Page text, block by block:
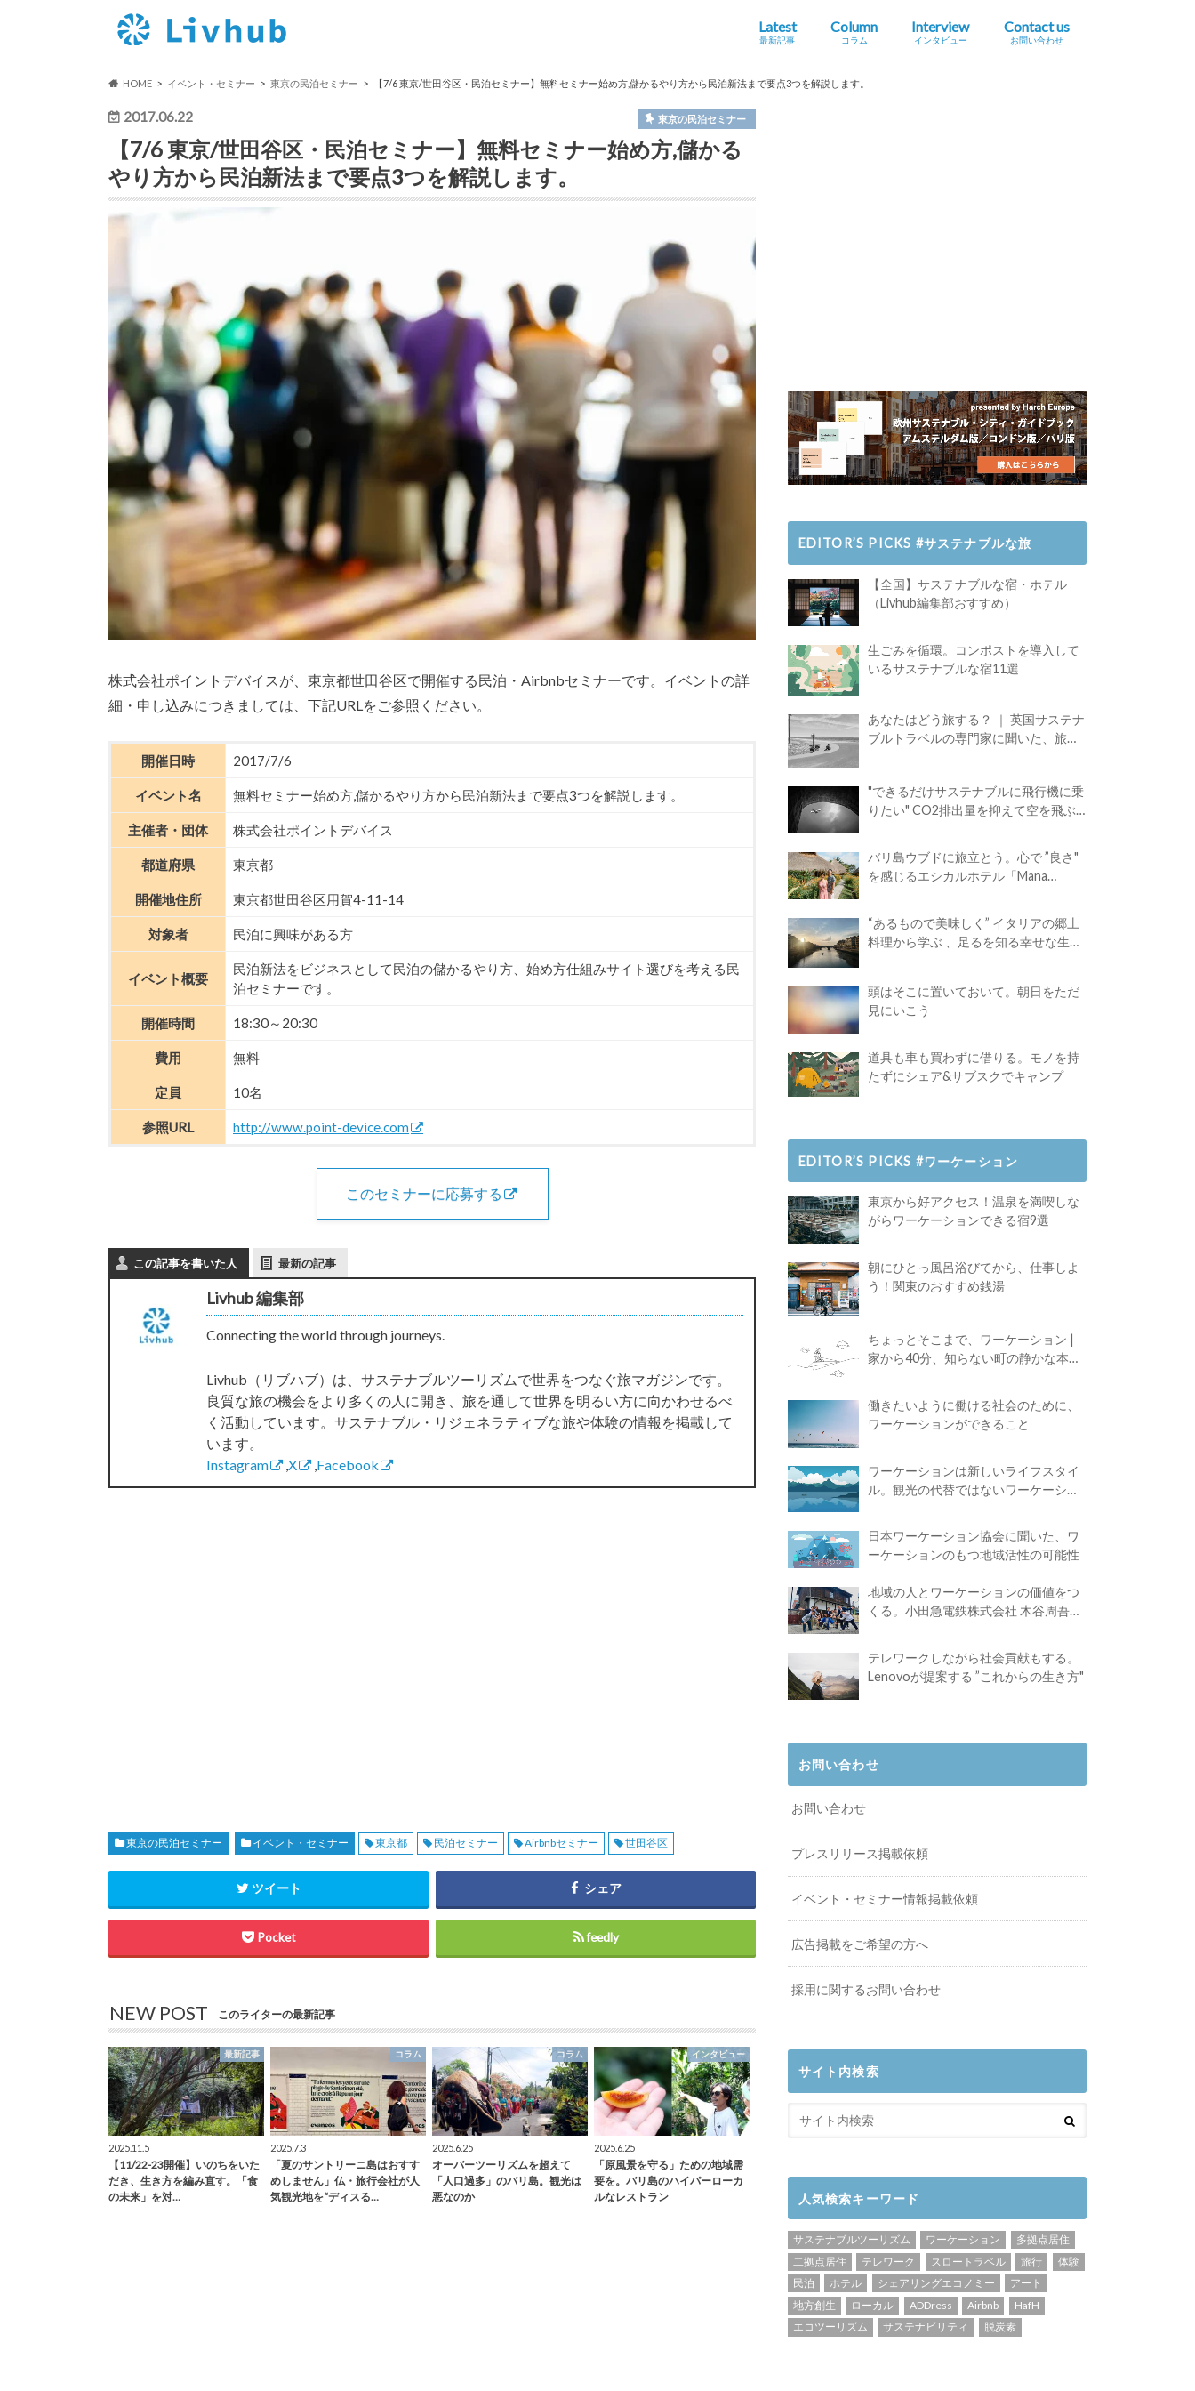
Latest
最新記事
Column
コラム
Interview
インタビュー
Contact us
お問い合わせ
HOME イベント・セミナー 東京の民泊セミナー 【7/6 東京/世田谷区・民泊セミナー】無料セミナー始め方,儲かるやり方から民泊新法まで要点3つを解説します。
2017.06.22 東京の民泊セミナー
【7/6 東京/世田谷区・民泊セミナー】無料セミナー始め方,儲かる
やり方から民泊新法まで要点3つを解説します。
株式会社ポイントデバイスが、東京都世田谷区で開催する民泊・Airbnbセミナーです。イベントの詳
細・申し込みにつきましては、下記URLをご参照ください。
開催日時 2017/7/6
イベント名 無料セミナー始め方,儲かるやり方から民泊新法まで要点3つを解説します。
主催者・団体 株式会社ポイントデバイス
都道府県 東京都
開催地住所 東京都世田谷区用賀4-11-14
対象者 民泊に興味がある方
イベント概要
民泊新法をビジネスとして民泊の儲かるやり方、始め方仕組みサイト選びを考える民
泊セミナーです。
開催時間 18:30～20:30
費用 無料
定員 10名
参照URL http://www.point-device.com
このセミナーに応募する
この記事を書いた人 最新の記事
Livhub 編集部
Connecting the world through journeys.
Livhub（リブハブ）は、サステナブルツーリズムで世界をつなぐ旅マガジンです。
良質な旅の機会をより多くの人に開き、旅を通して世界を明るい方に向かわせるべ
く活動しています。サステナブル・リジェネラティブな旅や体験の情報を掲載して
います。
Instagram
X Facebook
東京の民泊セミナー イベント・セミナー 東京都 民泊セミナー Airbnbセミナー 世田谷区
ツイート シェア
Pocket feedly
NEW POST このライターの最新記事
最新記事
2025.11.5
【11/22-23開催】いのちをいた
だき、生き方を編み直す。「食
の未来」を対…
コラム
2025.7.3
「夏のサントリーニ島はおすす
めしません」仏・旅行会社が人
気観光地を“ディスる…
コラム
2025.6.25
オーバーツーリズムを超えて
「人口過多」のバリ島。観光は
悪なのか
インタビュー
2025.6.25
「原風景を守る」ための地域需
要を。バリ島のハイパーローカ
ルなレストラン
EDITOR’S PICKS #サステナブルな旅
【全国】サステナブルな宿・ホテル
（Livhub編集部おすすめ）
生ごみを循環。コンポストを導入して
いるサステナブルな宿11選
あなたはどう旅する？ ｜ 英国サステナ
ブルトラベルの専門家に聞いた、旅の
"できるだけサステナブルに飛行機に乗
りたい" CO2排出量を抑えて空を飛ぶ
バリ島ウブドに旅立とう。心で ”良さ"
を感じるエシカルホテル「Mana
“あるもので美味しく” イタリアの郷土
料理から学ぶ 、足るを知る幸せな生き
頭はそこに置いておいて。朝日をただ
見にいこう
道具も車も買わずに借りる。モノを持
たずにシェア&サブスクでキャンプ
EDITOR’S PICKS #ワーケーション
東京から好アクセス！温泉を満喫しな
がらワーケーションできる宿9選
朝にひとっ風呂浴びてから、仕事しよ
う！関東のおすすめ銭湯
ちょっとそこまで、ワーケーション |
家から40分、知らない町の静かな本屋
働きたいように働ける社会のために、
ワーケーションができること
ワーケーションは新しいライフスタイ
ル。観光の代替ではないワーケーショ
日本ワーケーション協会に聞いた、ワ
ーケーションのもつ地域活性の可能性
地域の人とワーケーションの価値をつ
くる。小田急電鉄株式会社 木谷周吾さ
テレワークしながら社会貢献もする。
Lenovoが提案する ”これからの生き方"
お問い合わせ
お問い合わせ
プレスリリース掲載依頼
イベント・セミナー情報掲載依頼
広告掲載をご希望の方へ
採用に関するお問い合わせ
サイト内検索
人気検索キーワード
サステナブルツーリズム ワーケーション
多拠点居住
二拠点居住
テレワーク スロートラベル 旅行
体験
民泊
ホテル シェアリングエコノミー
アート
地方創生
ローカル ADDress Airbnb
HafH
エコツーリズム
サステナビリティ 脱炭素